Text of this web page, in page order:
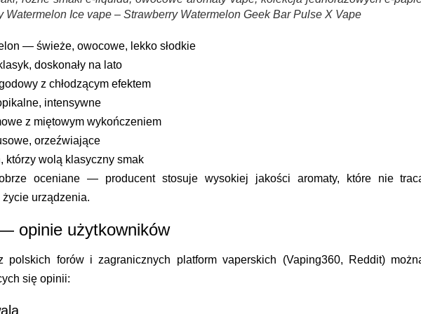
Watermelon Ice vape – Strawberry Watermelon Geek Bar Pulse X Vape
— świeże, owocowe, lekko słodkie
doskonały na lato
z chłodzącym efektem
intensywne
z miętowym wykończeniem
orzeźwiające
wolą klasyczny smak
oceniane — producent stosuje wysokiej jakości aromaty, które nie
życie urządzenia.
opinie użytkowników
polskich forów i zagranicznych platform vaperskich (Vaping360, Reddit)
się opinii: